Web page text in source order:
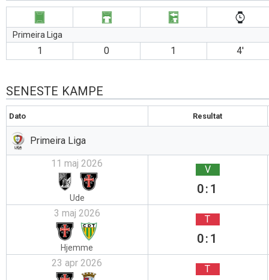
Primeira Liga
1 0 1 4′
SENESTE KAMPE
Dato Resultat
Primeira Liga
11 maj 2026
Ude
V
0:1
3 maj 2026
Hjemme
T
0:1
23 apr 2026 T